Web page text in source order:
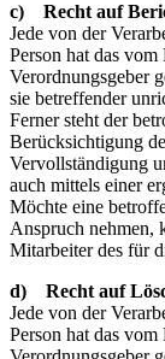
c) Recht auf
Jede von der
Person hat das
Verordnungsgeber
sie betreffender
Ferner steht der
Berücksichtigung
Vervollständigung
auch mittels einer
Möchte eine
Anspruch nehmen,
Mitarbeiter des für
d) Recht auf
Jede von der
Person hat das